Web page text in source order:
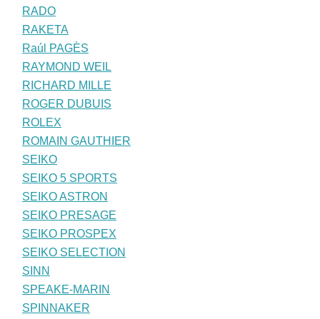
RADO
RAKETA
Raúl PAGÈS
RAYMOND WEIL
RICHARD MILLE
ROGER DUBUIS
ROLEX
ROMAIN GAUTHIER
SEIKO
SEIKO 5 SPORTS
SEIKO ASTRON
SEIKO PRESAGE
SEIKO PROSPEX
SEIKO SELECTION
SINN
SPEAKE-MARIN
SPINNAKER